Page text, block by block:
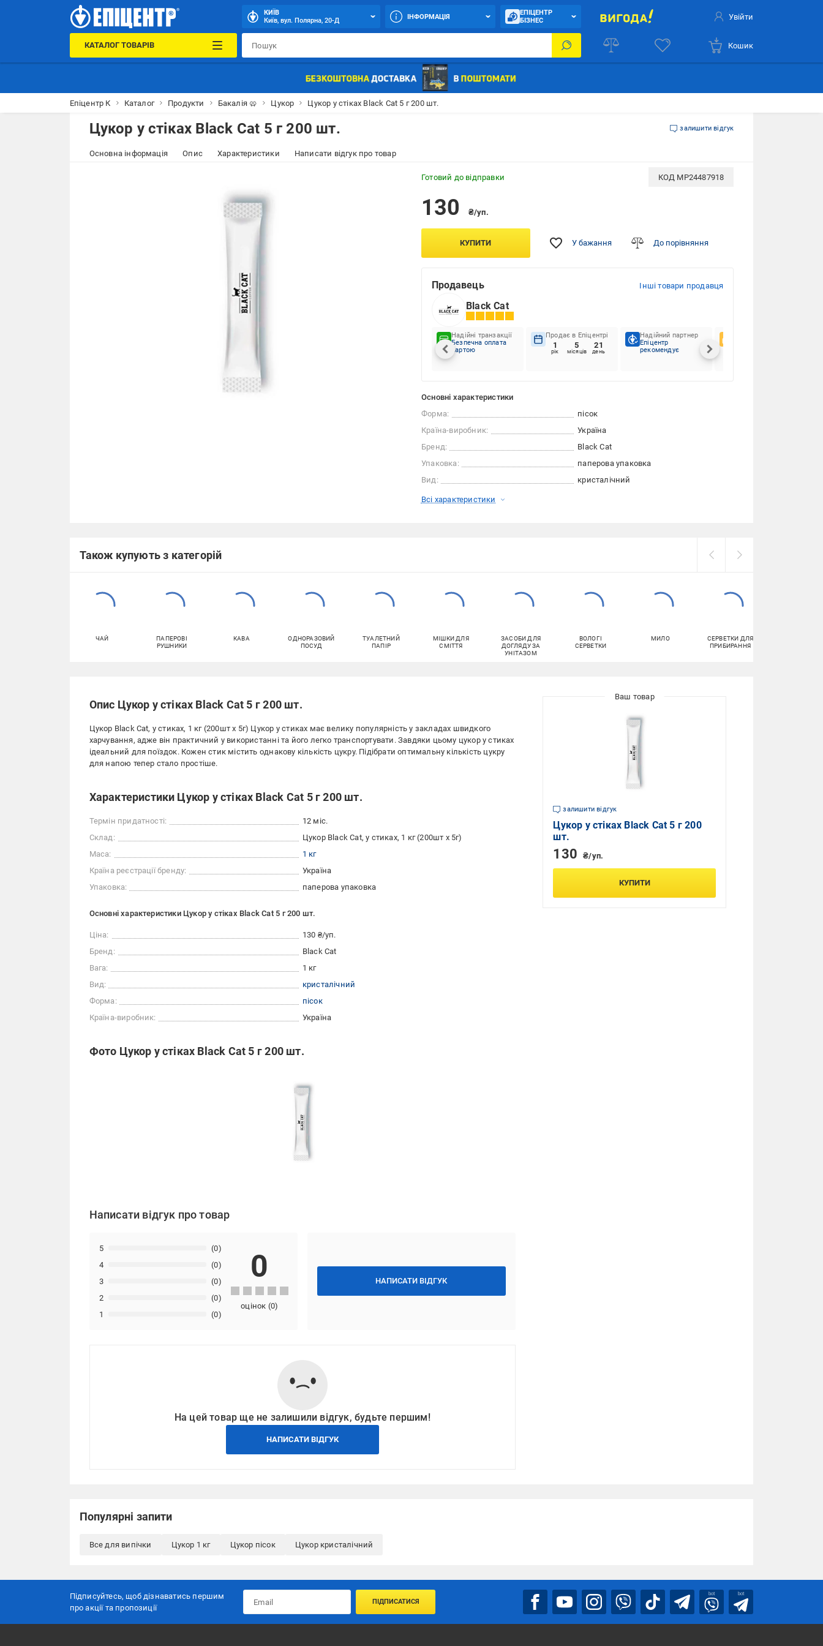
КИЇВ
Київ, вул. Полярна, 20-Д
ІНФОРМАЦІЯ
ЕПІЦЕНТР
БІЗНЕС
Увійти
КАТАЛОГ ТОВАРІВ Кошик
Епіцентр К Каталог Продукти Бакалія 🥨 Цукор Цукор у стіках Black Cat 5 г 200 шт.
Цукор у стіках Black Cat 5 г 200 шт. залишити відгук
Основна інформація Опис Характеристики Написати відгук про товар
Готовий до відправки КОД MP24487918
130 ₴/уп.
КУПИТИ У бажання До порівняння
Продавець Інші товари продавця
Black Cat
Надійні транзакції
Безпечна оплата
картою
Продає в Епіцентрі
1
рік
5
місяців
21
день
Надійний партнер
Епіцентр
рекомендує
Основні характеристики
Форма:
пісок
Країна-виробник:
Україна
Бренд:
Black Cat
Упаковка:
паперова упаковка
Вид:
кристалічний
Всі характеристики
Також купують з категорій
ЧАЙ
ПАПЕРОВІ
РУШНИКИ
КАВА
ОДНОРАЗОВИЙ
ПОСУД
ТУАЛЕТНИЙ
ПАПІР
МІШКИ ДЛЯ
СМІТТЯ
ЗАСОБИ ДЛЯ
ДОГЛЯДУ ЗА
УНІТАЗОМ
ВОЛОГІ
СЕРВЕТКИ
МИЛО
СЕРВЕТКИ ДЛЯ
ПРИБИРАННЯ
Опис Цукор у стіках Black Cat 5 г 200 шт.
Цукор Black Cat, у стиках, 1 кг (200шт х 5г) Цукор у стиках має велику популярність у закладах швидкого
харчування, адже він практичний у використанні та його легко транспортувати. Завдяки цьому цукор у стиках
ідеальний для поїздок. Кожен стик містить однакову кількість цукру. Підібрати оптимальну кількість цукру
для напою тепер стало простіше.
Характеристики Цукор у стіках Black Cat 5 г 200 шт.
Термін придатності:
12 міс.
Склад:
Цукор Black Cat, у стиках, 1 кг (200шт х 5г)
Маса:
1 кг
Країна реєстрації бренду:
Україна
Упаковка:
паперова упаковка
Основні характеристики Цукор у стіках Black Cat 5 г 200 шт.
Ціна:
130 ₴/уп.
Бренд:
Black Cat
Вага:
1 кг
Вид:
кристалічний
Форма:
пісок
Країна-виробник:
Україна
Фото Цукор у стіках Black Cat 5 г 200 шт.
Написати відгук про товар
НАПИСАТИ ВІДГУК
1 (0)
2 (0)
3 (0)
4 (0)
5 (0)
0
оцінок (0)
На цей товар ще не залишили відгук, будьте першим!
НАПИСАТИ ВІДГУК
залишити відгук
Цукор у стіках Black Cat 5 г 200
шт.
130 ₴/уп.
КУПИТИ
Популярні запити
Все для випічки Цукор 1 кг Цукор пісок Цукор кристалічний
Підписуйтесь, щоб дізнаватись першим
про акції та пропозиції
ПІДПИСАТИСЯ
bot bot